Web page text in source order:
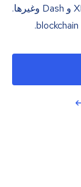
Crypto الخاصة بك مثل Bitcoin و Ether و XEM و Dash وغيرها.